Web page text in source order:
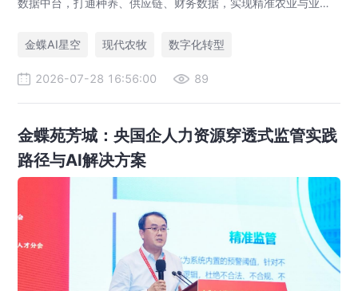
金蝶AI星空
现代农牧 数字化转型
2026-07-28 16:56:00 89
金蝶苑芳城：央国企人力资源穿透式监管实践
路径与AI解决方案